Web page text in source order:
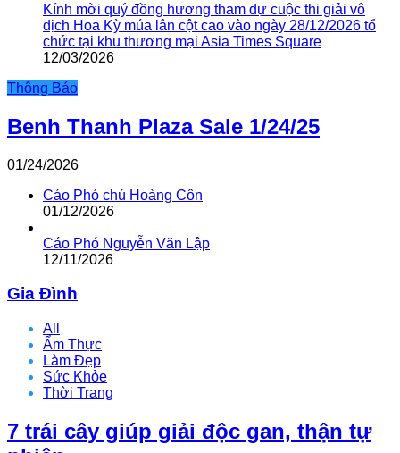
Kính mời quý đồng hương tham dự cuộc thi giải vô
địch Hoa Kỳ múa lân cột cao vào ngày 28/12/2026 tổ
chức tại khu thương mại Asia Times Square
12/03/2026
Thông Báo
Benh Thanh Plaza Sale 1/24/25
01/24/2026
Cáo Phó chú Hoàng Côn
01/12/2026
Cáo Phó Nguyễn Văn Lập
12/11/2026
Gia Đình
All
Ẩm Thực
Làm Đẹp
Sức Khỏe
Thời Trang
7 trái cây giúp giải độc gan, thận tự